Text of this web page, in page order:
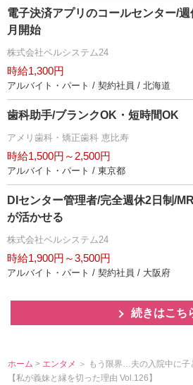
電子決済アプリのコールセンター/
月開始
株式会社ベルシステム24
時給1,300円
アルバイト・パート / 契約社員 / 北海道
歯科助手/ブランクOK・短時間OK
アメリ歯科・矯正歯科 恵比寿
時給1,500円～2,500円
アルバイト・パート / 東京都
DIセンター管理者/完全週休2日制/
が活かせる
株式会社ベルシステム24
時給1,900円～3,500円
アルバイト・パート / 契約社員 / 大阪府
続きはこち
ホーム > エンタメ ＞ もう限界…夫の入院中に子
【私が義妹と縁を切った理由 Vol.126】